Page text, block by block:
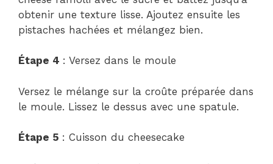
obtenir une texture lisse. Ajoutez ensuite les
pistaches hachées et mélangez bien.
Étape 4 : Versez dans le moule
Versez le mélange sur la croûte préparée dans
le moule. Lissez le dessus avec une spatule.
Étape 5 : Cuisson du cheesecake